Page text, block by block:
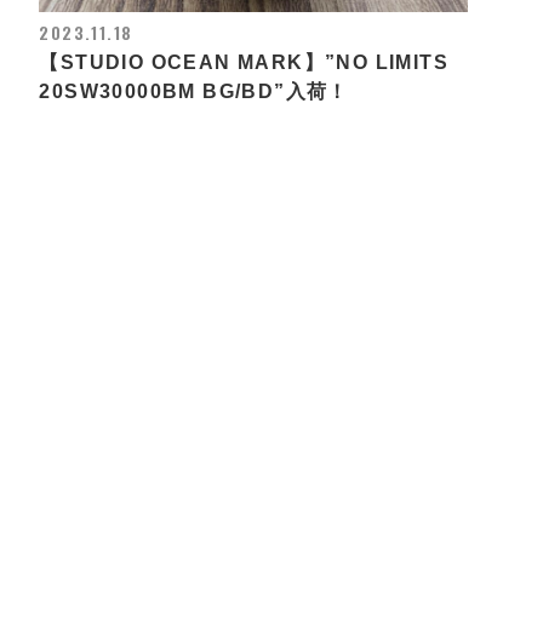
2023.11.18
【STUDIO OCEAN MARK】”NO LIMITS
20SW30000BM BG/BD”入荷！